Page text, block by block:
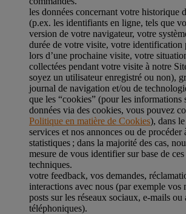
les données concernant votre historique
(p.ex. les identifiants en ligne, tels que
version de votre navigateur, votre
durée de votre visite, votre identification
lors d’une prochaine visite, votre
collectées pendant votre visite à notre
soyez un utilisateur enregistré ou non),
journal de navigation et/ou de
que les “cookies” (pour les informations
données via des cookies, vous pouvez
Politique en matière de Cookies), dans
services et nos annonces ou de procéder
statistiques ; dans la majorité des cas,
mesure de vous identifier sur base de
techniques.
votre feedback, vos demandes,
interactions avec nous (par exemple vos
posts sur les réseaux sociaux, e-mails ou
téléphoniques).